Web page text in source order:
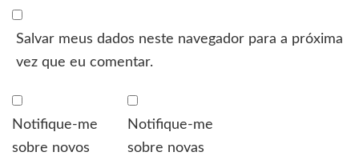
Salvar meus dados neste navegador para a próxima
vez que eu comentar.
Notifique-me
sobre novos
Notifique-me
sobre novas